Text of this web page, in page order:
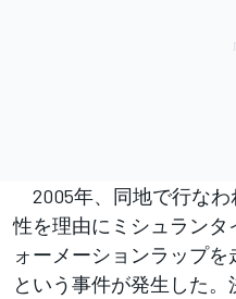
2005年、同地で行なわ
性を理由にミシュラン
ォーメーションラップ
という事件が発生した